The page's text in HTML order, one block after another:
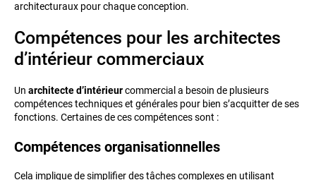
architecturaux pour chaque conception.
Compétences pour les architectes
d’intérieur commerciaux
Un architecte d’intérieurcommercial a besoin de plusieurs
compétences techniques et générales pour bien s’acquitter de ses
fonctions. Certaines de ces compétences sont :
Compétences organisationnelles
Cela implique de simplifier des tâches complexes en utilisant